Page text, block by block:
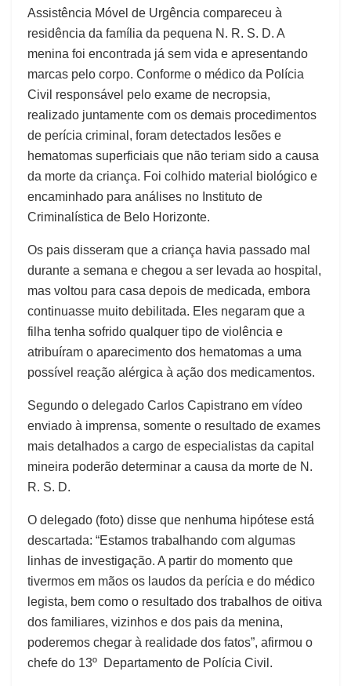
Assistência Móvel de Urgência compareceu à
residência da família da pequena N. R. S. D. A
menina foi encontrada já sem vida e apresentando
marcas pelo corpo. Conforme o médico da Polícia
Civil responsável pelo exame de necropsia,
realizado juntamente com os demais procedimentos
de perícia criminal, foram detectados lesões e
hematomas superficiais que não teriam sido a causa
da morte da criança. Foi colhido material biológico e
encaminhado para análises no Instituto de
Criminalística de Belo Horizonte.
Os pais disseram que a criança havia passado mal
durante a semana e chegou a ser levada ao hospital,
mas voltou para casa depois de medicada, embora
continuasse muito debilitada. Eles negaram que a
filha tenha sofrido qualquer tipo de violência e
atribuíram o aparecimento dos hematomas a uma
possível reação alérgica à ação dos medicamentos.
Segundo o delegado Carlos Capistrano em vídeo
enviado à imprensa, somente o resultado de exames
mais detalhados a cargo de especialistas da capital
mineira poderão determinar a causa da morte de N.
R. S. D.
O delegado (foto) disse que nenhuma hipótese está
descartada: “Estamos trabalhando com algumas
linhas de investigação. A partir do momento que
tivermos em mãos os laudos da perícia e do médico
legista, bem como o resultado dos trabalhos de oitiva
dos familiares, vizinhos e dos pais da menina,
poderemos chegar à realidade dos fatos”, afirmou o
chefe do 13º Departamento de Polícia Civil.